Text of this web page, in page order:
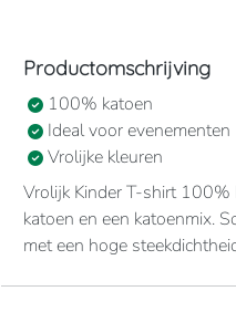
Productomschrijving
100% katoen
Ideal voor evenementen
Vrolijke kleuren
Vrolijk Kinder T-shirt 100%
katoen en een katoenmix.
met een hoge